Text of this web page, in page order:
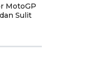
MotoGP
Sulit